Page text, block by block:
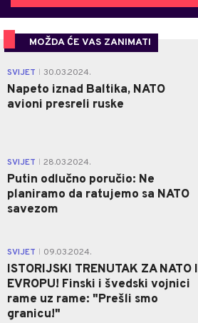
MOŽDA ĆE VAS ZANIMATI
SVIJET 30.03.2024.
Napeto iznad Baltika, NATO
avioni presreli ruske
SVIJET 28.03.2024.
Putin odlučno poručio: Ne
planiramo da ratujemo sa NATO
savezom
SVIJET 09.03.2024.
ISTORIJSKI TRENUTAK ZA NATO I
EVROPU! Finski i švedski vojnici
rame uz rame: "Prešli smo
granicu!"